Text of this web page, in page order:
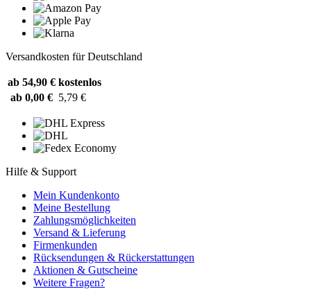
Versandkosten für Deutschland
ab 54,90 € kostenlos
ab 0,00 € 5,79 €
Hilfe & Support
Mein Kundenkonto
Meine Bestellung
Zahlungsmöglichkeiten
Versand & Lieferung
Firmenkunden
Rücksendungen & Rückerstattungen
Aktionen & Gutscheine
Weitere Fragen?